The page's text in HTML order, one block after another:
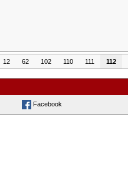
12 62 102 110 111 112
Facebook